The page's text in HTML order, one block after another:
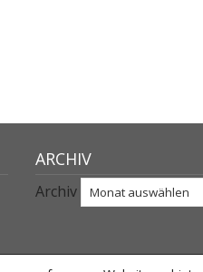
ARCHIV
Archiv